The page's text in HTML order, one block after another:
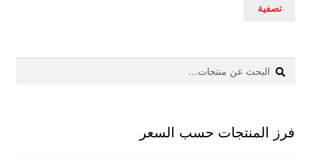
تصفية
البحث
عن:
بحث
فرز المنتجات حسب السعر